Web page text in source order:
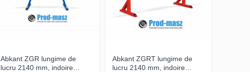
Abkant ZGR lungime de
lucru 2140 mm, indoire
Abkant ZGRT lungime de
lucru 2140 mm, indoire